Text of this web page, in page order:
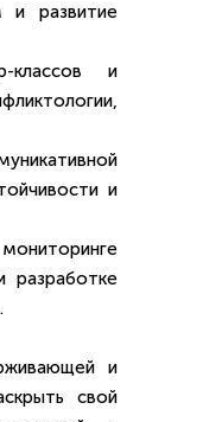
и развитие
классов и
и
мониторинге
разработке
и
свой